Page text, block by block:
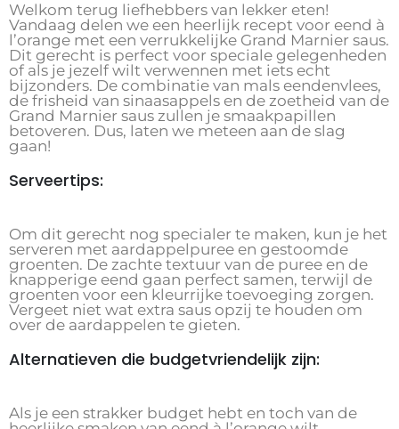
Welkom terug liefhebbers van lekker eten!
Vandaag delen we een heerlijk recept voor eend à
l’orange met een verrukkelijke Grand Marnier saus.
Dit gerecht is perfect voor speciale gelegenheden
of als je jezelf wilt verwennen met iets echt
bijzonders. De combinatie van mals eendenvlees,
de frisheid van sinaasappels en de zoetheid van de
Grand Marnier saus zullen je smaakpapillen
betoveren. Dus, laten we meteen aan de slag
gaan!
Serveertips:
Om dit gerecht nog specialer te maken, kun je het
serveren met aardappelpuree en gestoomde
groenten. De zachte textuur van de puree en de
knapperige eend gaan perfect samen, terwijl de
groenten voor een kleurrijke toevoeging zorgen.
Vergeet niet wat extra saus opzij te houden om
over de aardappelen te gieten.
Alternatieven die budgetvriendelijk zijn:
Als je een strakker budget hebt en toch van de